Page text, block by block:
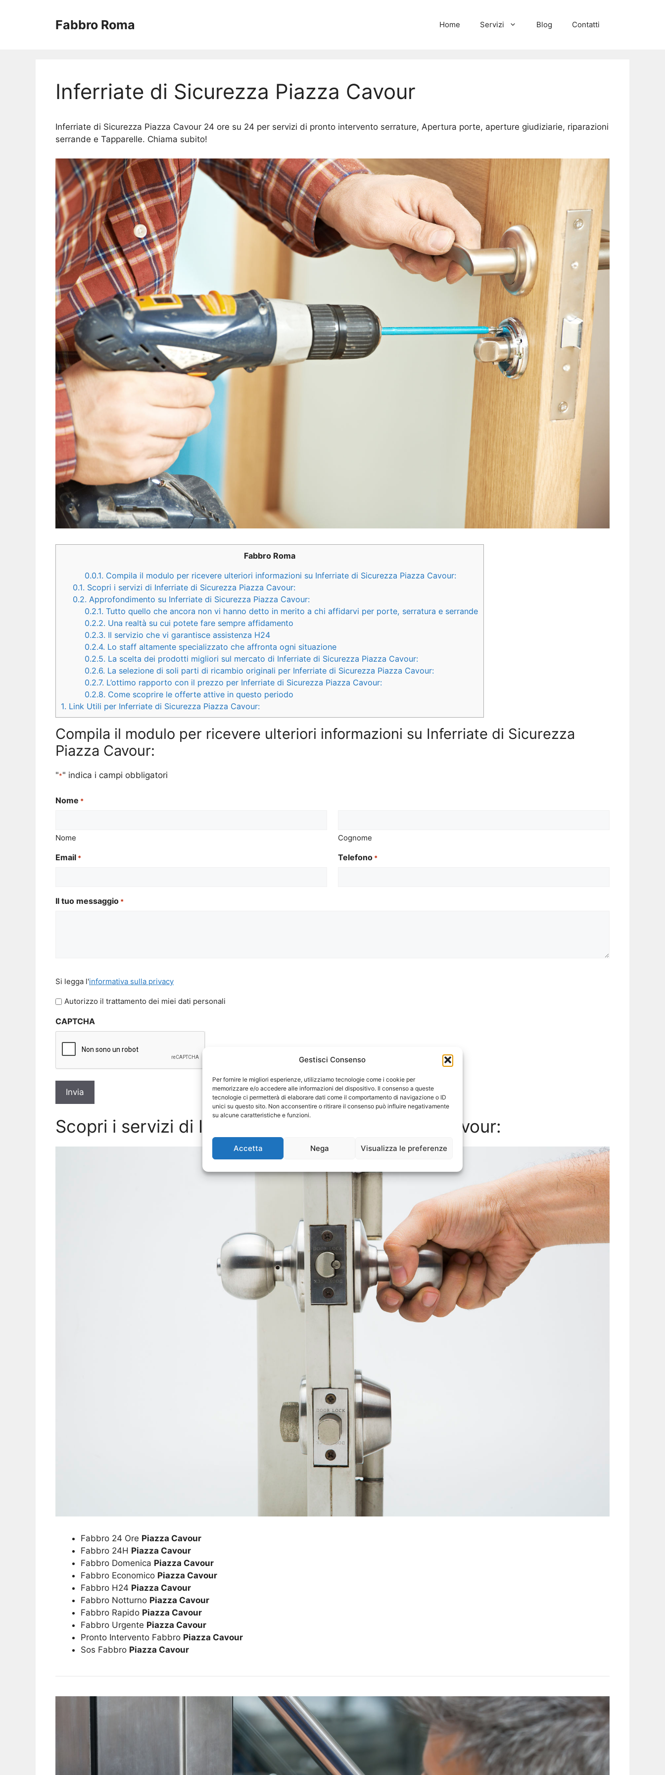
Gestisci Consenso
Per fornire le migliori esperienze, utilizziamo tecnologie come i cookie per
memorizzare e/o accedere alle informazioni del dispositivo. Il consenso a queste
tecnologie ci permetterà di elaborare dati come il comportamento di navigazione o ID
unici su questo sito. Non acconsentire o ritirare il consenso può influire negativamente
su alcune caratteristiche e funzioni.
Accetta Nega Visualizza le preferenze
Fabbro Roma Home Servizi Blog Contatti
Inferriate di Sicurezza Piazza Cavour
Inferriate di Sicurezza Piazza Cavour 24 ore su 24 per servizi di pronto intervento serrature, Apertura porte, aperture giudiziarie, riparazioni
serrande e Tapparelle. Chiama subito!
Fabbro Roma
0.0.1. Compila il modulo per ricevere ulteriori informazioni su Inferriate di Sicurezza Piazza Cavour:
0.1. Scopri i servizi di Inferriate di Sicurezza Piazza Cavour:
0.2. Approfondimento su Inferriate di Sicurezza Piazza Cavour:
0.2.1. Tutto quello che ancora non vi hanno detto in merito a chi affidarvi per porte, serratura e serrande
0.2.2. Una realtà su cui potete fare sempre affidamento
0.2.3. Il servizio che vi garantisce assistenza H24
0.2.4. Lo staff altamente specializzato che affronta ogni situazione
0.2.5. La scelta dei prodotti migliori sul mercato di Inferriate di Sicurezza Piazza Cavour:
0.2.6. La selezione di soli parti di ricambio originali per Inferriate di Sicurezza Piazza Cavour:
0.2.7. L’ottimo rapporto con il prezzo per Inferriate di Sicurezza Piazza Cavour:
0.2.8. Come scoprire le offerte attive in questo periodo
1. Link Utili per Inferriate di Sicurezza Piazza Cavour:
Compila il modulo per ricevere ulteriori informazioni su Inferriate di Sicurezza
Piazza Cavour:
"*" indica i campi obbligatori
Nome *
Nome Cognome
Email * Telefono *
Il tuo messaggio *
legga
l'informativa
privacy
Si legga l'informativa sulla privacy
Autorizzo il trattamento dei miei dati personali
CAPTCHA
Scopri i servizi di Inferriate di Sicurezza Piazza Cavour:
Fabbro 24 Ore Piazza Cavour
Fabbro 24H Piazza Cavour
Fabbro Domenica Piazza Cavour
Fabbro Economico Piazza Cavour
Fabbro H24 Piazza Cavour
Fabbro Notturno Piazza Cavour
Fabbro Rapido Piazza Cavour
Fabbro Urgente Piazza Cavour
Pronto Intervento Fabbro Piazza Cavour
Sos Fabbro Piazza Cavour